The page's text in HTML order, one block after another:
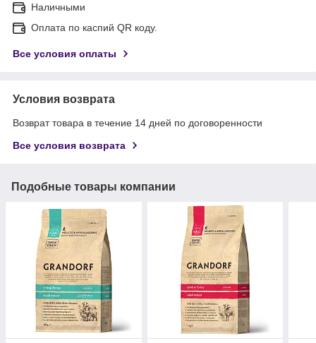
Наличными
Оплата по каспий QR коду.
Все условия оплаты
Условия возврата
Возврат товара в течение 14 дней по договоренности
Все условия возврата
Подобные товары компании